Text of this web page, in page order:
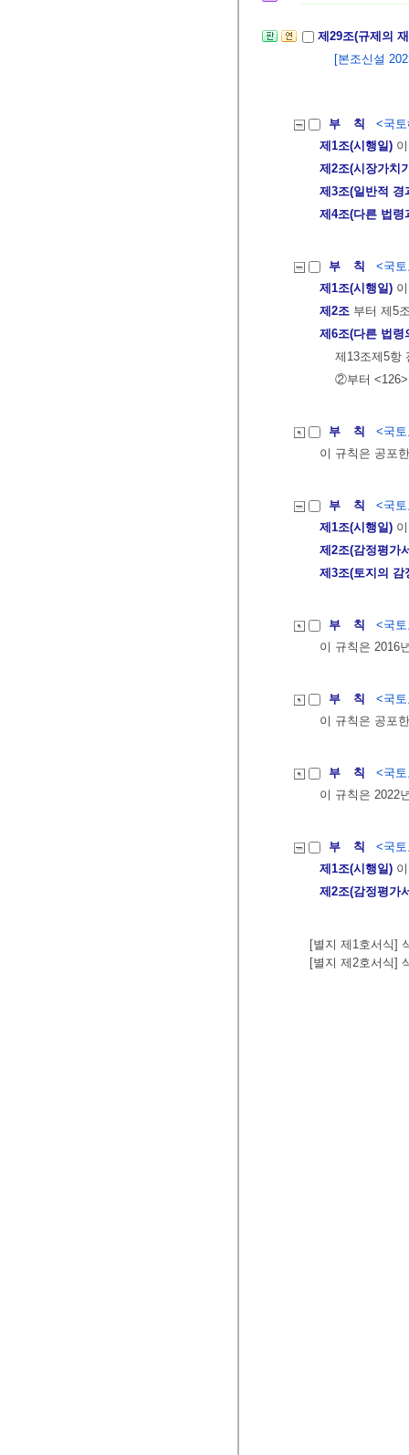
제29조(규제의
[본조신설
부 칙
<국
제1조(시행일)
제2조(시장가치
제3조(일반적 경
제4조(다른 법령
부 칙
<국
제1조(시행일)
제2조 부터 제5
제6조(다른 법령
제13조제5항
②부터 <126>
부 칙
<국
이 규칙은 공포
부 칙
<국
제1조(시행일)
제2조(감정평가
제3조(토지의 감
부 칙
<국
이 규칙은 2016
부 칙
<국
이 규칙은 공포
부 칙
<국
이 규칙은 2022
부 칙
<국
제1조(시행일)
제2조(감정평가
[별지 제1호서식]
[별지 제2호서식]